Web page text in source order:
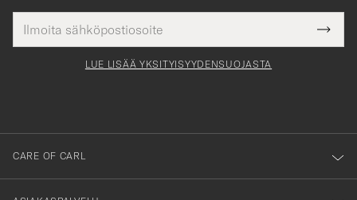
tieto
Tack
för
dig
till
vårt
LUE LISÄÄ YKSITYISYYDENSUOJASTA
CARE OF CARL